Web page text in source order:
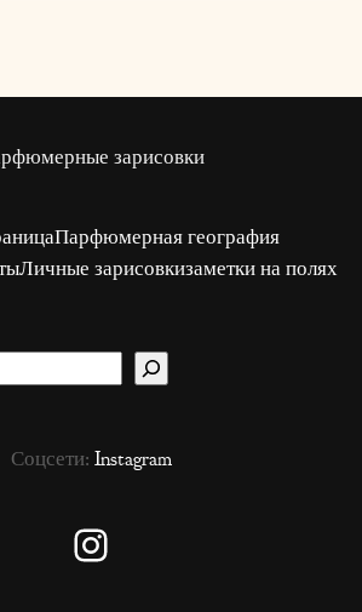
зарисовки
Парфюмерная география
Личные зарисовкизаметки на полях
Соцсети: Instagram
Instagram